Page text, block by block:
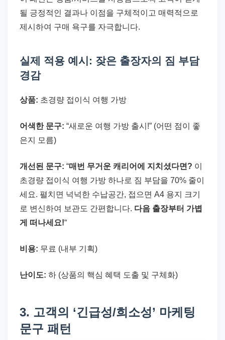
될 긍정적인 결과나 이점을 구체적이고 매력적으로
제시하여 구매 욕구를 자극합니다.
실제 적용 예시: 잦은 출장자의 짐 부담
경감
상품: 초경량 접이식 여행 가방
어색한 문구: “새로운 여행 가방 출시!” (어떤 점이 좋
은지 모름)
개선된 문구: “매번 무거운 캐리어에 지치셨다면? 이
초경량 접이식 여행 가방 하나로 짐 부담을 70% 줄이
세요. 펼치면 넉넉한 수납공간, 접으면 A4 용지 크기
로 변신하여 보관도 간편합니다. 다음 출장부터 가볍
게 떠나세요!“
비용: 무료 (내부 기획)
난이도: 하 (상품의 핵심 혜택 도출 및 구체화)
3. 고객의 ‘긴급성/희소성’ 마케팅
문구 패턴